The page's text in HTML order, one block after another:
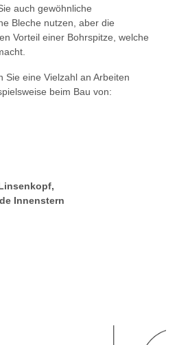
auch gewöhnliche
Bleche nutzen, aber die
Vorteil einer Bohrspitze, welche
Sie eine Vielzahl an Arbeiten
beim Bau von:
Innenstern